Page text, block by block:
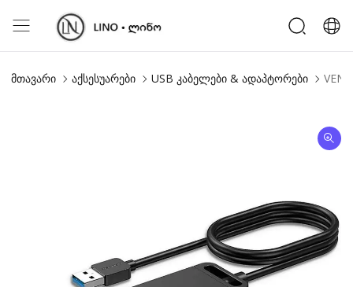
მთავარი აქსესუარები USB კაბელები & ადაპტორები